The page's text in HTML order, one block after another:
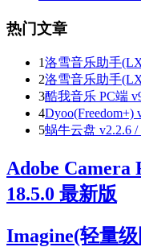
热门文章
1洛雪音乐助手
2洛雪音乐助手
3酷我音乐 PC端
4
5蜗牛云盘 v2.2.6
Adobe Camera
18.5.0 最新版
Imagine(轻量